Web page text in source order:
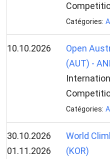
Catégories:
10.10.2026
Open
(AUT) -
Catégories:
30.10.2026
01.11.2026
World
(KOR)